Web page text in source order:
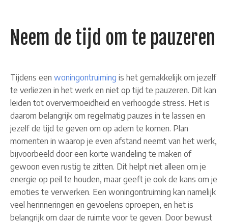
Neem de tijd om te pauzeren
Tijdens een woningontruiming is het gemakkelijk om jezelf
te verliezen in het werk en niet op tijd te pauzeren. Dit kan
leiden tot oververmoeidheid en verhoogde stress. Het is
daarom belangrijk om regelmatig pauzes in te lassen en
jezelf de tijd te geven om op adem te komen. Plan
momenten in waarop je even afstand neemt van het werk,
bijvoorbeeld door een korte wandeling te maken of
gewoon even rustig te zitten. Dit helpt niet alleen om je
energie op peil te houden, maar geeft je ook de kans om je
emoties te verwerken. Een woningontruiming kan namelijk
veel herinneringen en gevoelens oproepen, en het is
belangrijk om daar de ruimte voor te geven. Door bewust